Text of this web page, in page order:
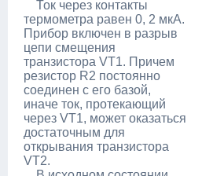
Ток через контакты
термометра равен 0, 2 мкА.
Прибор включен в разрыв
цепи смещения
транзистора VT1. Причем
резистор R2 постоянно
соединен с его базой,
иначе ток, протекающий
через VT1, может оказаться
достаточным для
открывания транзистора
VT2.